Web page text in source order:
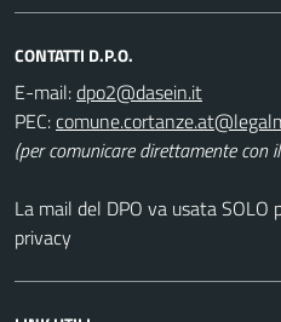
CONTATTI D.P.O.
E-mail:
PEC:
(per comunicare direttamente con
La mail del DPO va usata
privacy